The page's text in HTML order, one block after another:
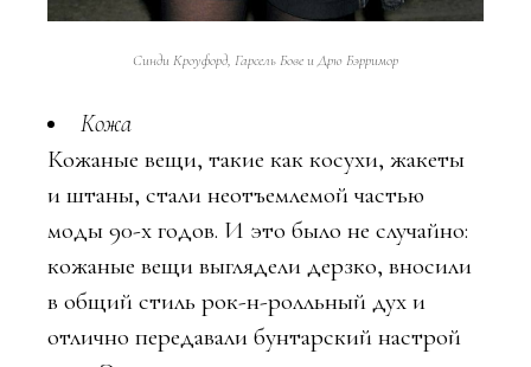
Синди Кроуфорд, Гарсель Бове и Дрю Бэрримор
Кожа
Кожаные вещи, такие как косухи, жакеты
и штаны, стали неотъемлемой частью
моды 90-х годов. И это было не случайно:
кожаные вещи выглядели дерзко, вносили
в общий стиль рок-н-ролльный дух и
отлично передавали бунтарский настрой